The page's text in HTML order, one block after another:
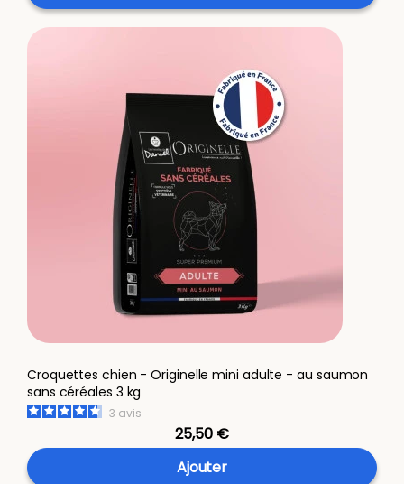
Croquettes chien - Originelle mini adulte - au saumon
sans céréales 3 kg
3 avis
25,50 €
Ajouter